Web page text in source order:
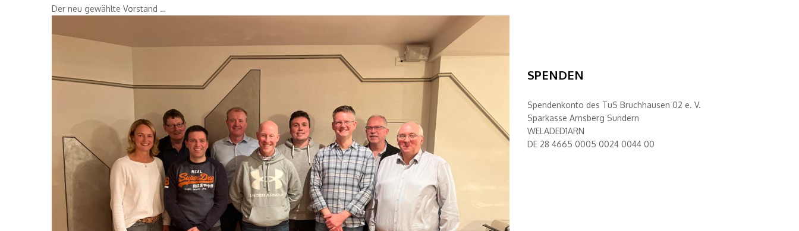
Der neu gewählte Vorstand …
SPENDEN
Spendenkonto des TuS Bruchhausen 02 e. V.
Sparkasse Arnsberg Sundern
WELADED1ARN
DE 28 4665 0005 0024 0044 00